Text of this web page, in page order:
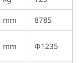
mm 8785
mm Φ1235